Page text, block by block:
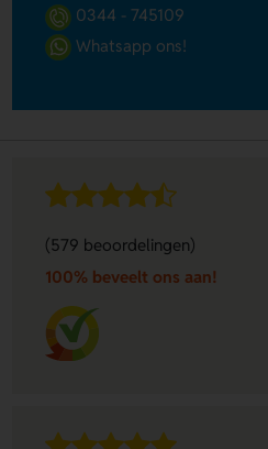
0344 - 745109
Whatsapp ons!
(579 beoordelingen)
100% beveelt ons aan!